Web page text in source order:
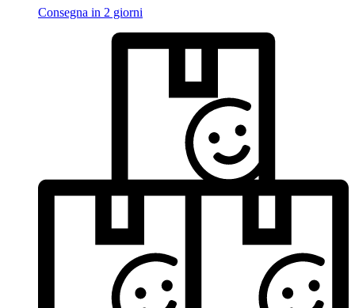
Consegna in 2 giorni